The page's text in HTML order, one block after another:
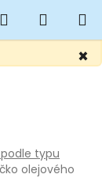
×
Hledat
KOŠÍK
typu
olejového